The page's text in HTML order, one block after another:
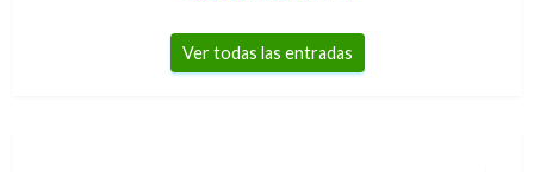
Ver todas las entradas